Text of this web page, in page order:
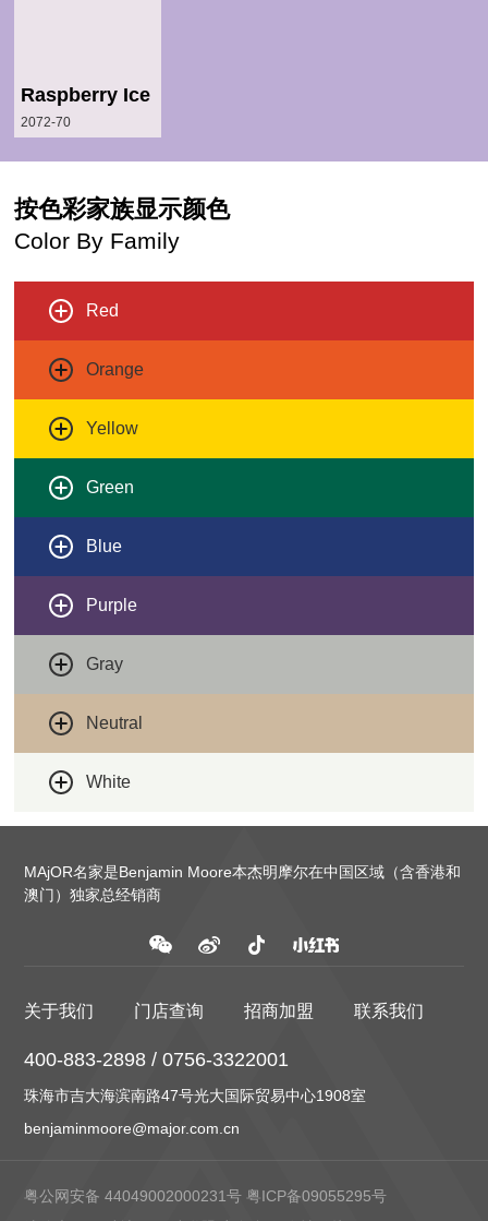
Raspberry Ice
2072-70
按色彩家族显示颜色
Color By Family
Red
Orange
Yellow
Green
Blue
Purple
Gray
Neutral
White
MAjOR名家是Benjamin Moore本杰明摩尔在中国区域（含香港和
澳门）独家总经销商
关于我们 门店查询 招商加盟 联系我们
400-883-2898 / 0756-3322001
珠海市吉大海滨南路47号光大国际贸易中心1908室
benjaminmoore@major.com.cn
粤公网安备 44049002000231号 粤ICP备09055295号